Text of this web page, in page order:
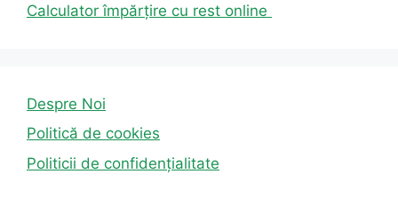
Calculator împărțire cu rest online
Despre Noi
Politică de cookies
Politicii de confidențialitate